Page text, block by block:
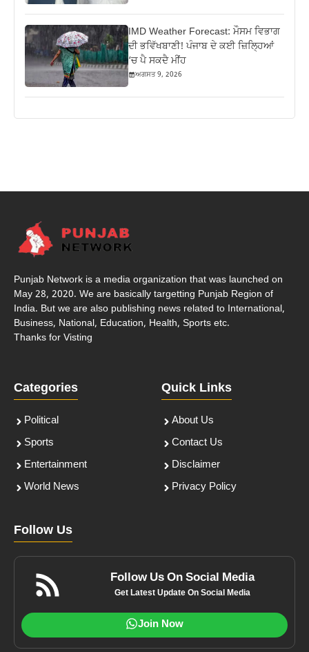
IMD Weather Forecast: ਮੌਸਮ ਵਿਭਾਗ
ਦੀ ਭਵਿੱਖਬਾਣੀ! ਪੰਜਾਬ ਦੇ ਕਈ ਜ਼ਿਲ੍ਹਿਆਂ
‘ਚ ਪੈ ਸਕਦੈ ਮੀਂਹ
ਅਗਸਤ 9, 2026
Punjab Network is a media organization that was launched on
May 28, 2020. We are basically targetting Punjab Region of
India. But we are also publishing news related to International,
Business, National, Education, Health, Sports etc.
Thanks for Visting
Categories
Political
Sports
Entertainment
World News
Quick Links
About Us
Contact Us
Disclaimer
Privacy Policy
Follow Us
Follow Us On Social Media
Get Latest Update On Social Media
Join Now